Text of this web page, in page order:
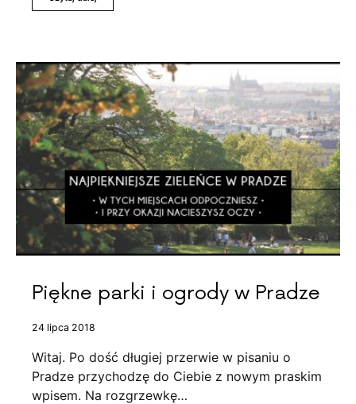
Piękne parki i ogrody w Pradze
24 lipca 2018
Witaj. Po dość długiej przerwie w pisaniu o
Pradze przychodzę do Ciebie z nowym praskim
wpisem. Na rozgrzewkę…